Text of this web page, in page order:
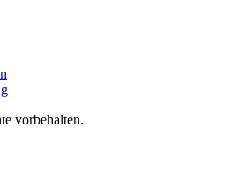
vorbehalten.